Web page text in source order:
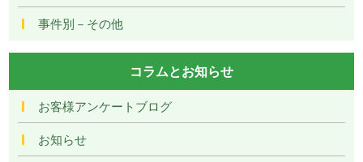
事件別－その他
コラムとお知らせ
お客様アンケートブログ
お知らせ